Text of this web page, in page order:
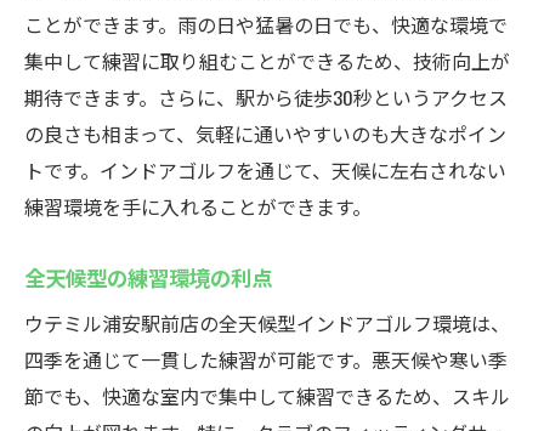
ことができます。雨の日や猛暑の日でも、快適な環境で
集中して練習に取り組むことができるため、技術向上が
期待できます。さらに、駅から徒歩30秒というアクセス
の良さも相まって、気軽に通いやすいのも大きなポイン
トです。インドアゴルフを通じて、天候に左右されない
練習環境を手に入れることができます。
全天候型の練習環境の利点
ウテミル浦安駅前店の全天候型インドアゴルフ環境は、
四季を通じて一貫した練習が可能です。悪天候や寒い季
節でも、快適な室内で集中して練習できるため、スキル